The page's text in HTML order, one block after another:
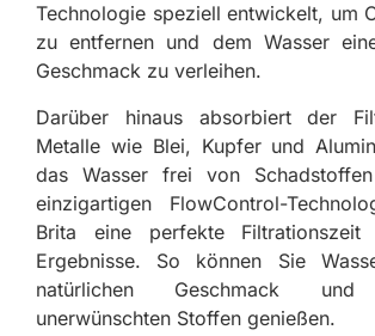
Technologie speziell entwickelt, um
zu entfernen und dem Wasser
Geschmack zu verleihen.
Darüber hinaus absorbiert der
Metalle wie Blei, Kupfer und
das Wasser frei von
einzigartigen FlowControl-
Brita eine perfekte
Ergebnisse. So können Sie
natürlichen Geschmack
unerwünschten Stoffen genießen.